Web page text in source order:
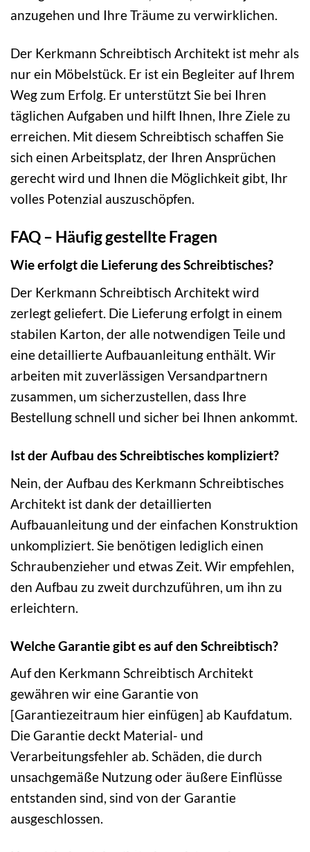
anzugehen und Ihre Träume zu verwirklichen.
Der Kerkmann Schreibtisch Architekt ist mehr als
nur ein Möbelstück. Er ist ein Begleiter auf Ihrem
Weg zum Erfolg. Er unterstützt Sie bei Ihren
täglichen Aufgaben und hilft Ihnen, Ihre Ziele zu
erreichen. Mit diesem Schreibtisch schaffen Sie
sich einen Arbeitsplatz, der Ihren Ansprüchen
gerecht wird und Ihnen die Möglichkeit gibt, Ihr
volles Potenzial auszuschöpfen.
FAQ – Häufig gestellte Fragen
Wie erfolgt die Lieferung des Schreibtisches?
Der Kerkmann Schreibtisch Architekt wird
zerlegt geliefert. Die Lieferung erfolgt in einem
stabilen Karton, der alle notwendigen Teile und
eine detaillierte Aufbauanleitung enthält. Wir
arbeiten mit zuverlässigen Versandpartnern
zusammen, um sicherzustellen, dass Ihre
Bestellung schnell und sicher bei Ihnen ankommt.
Ist der Aufbau des Schreibtisches kompliziert?
Nein, der Aufbau des Kerkmann Schreibtisches
Architekt ist dank der detaillierten
Aufbauanleitung und der einfachen Konstruktion
unkompliziert. Sie benötigen lediglich einen
Schraubenzieher und etwas Zeit. Wir empfehlen,
den Aufbau zu zweit durchzuführen, um ihn zu
erleichtern.
Welche Garantie gibt es auf den Schreibtisch?
Auf den Kerkmann Schreibtisch Architekt
gewähren wir eine Garantie von
[Garantiezeitraum hier einfügen] ab Kaufdatum.
Die Garantie deckt Material- und
Verarbeitungsfehler ab. Schäden, die durch
unsachgemäße Nutzung oder äußere Einflüsse
entstanden sind, sind von der Garantie
ausgeschlossen.